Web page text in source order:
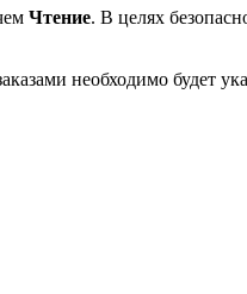
Чтение. В целях
необходимо будет